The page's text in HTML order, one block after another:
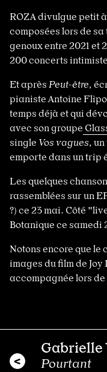
ROZA divulgue petit
composées lors de
genoux entre 2021 et
200 concerts
Et après Peut-être,
pianiste Antoine
temps déjà et qui
avec son groupe
single Vos vagues, un
emporte dans un trip
Les quelques
rassemblées sur un
?) ce 23 mai. Côté
Botanique ce samedi
Notons encore que le
images du film de Joy
accompagnée lors
Gabrielle
Pourtant